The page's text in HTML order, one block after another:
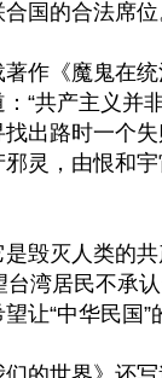
国的合法席位
作《魔鬼在
“共产主义并
出路时一个
灵，由恨和
毁灭人类的
台湾居民不承
让“中华民国”